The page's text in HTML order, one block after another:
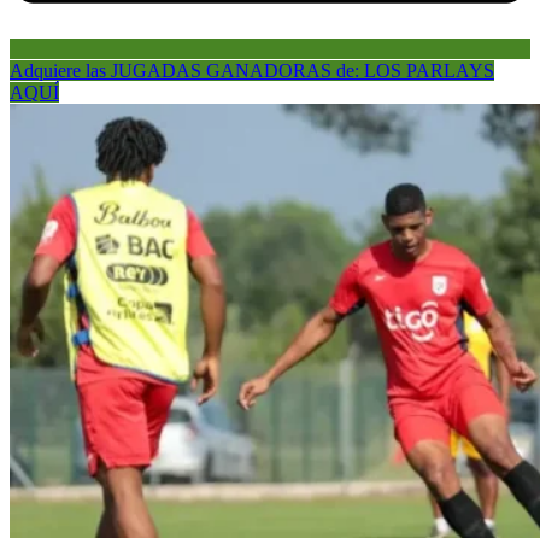
Adquiere las JUGADAS GANADORAS de: LOS PARLAYS
AQUÍ